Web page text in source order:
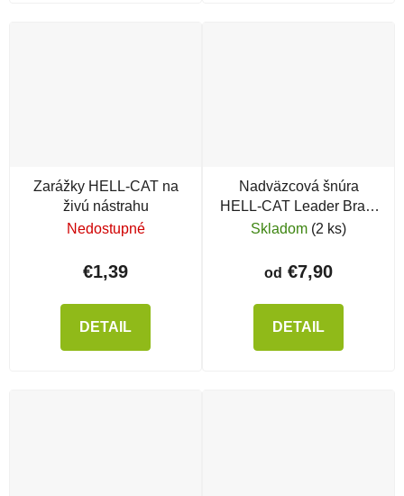
Zarážky HELL-CAT na
živú nástrahu
Nedostupné
€1,39
DETAIL
Nadväzcová šnúra
HELL-CAT Leader Braid
Line Black
Skladom (2 ks)
od €7,90
DETAIL